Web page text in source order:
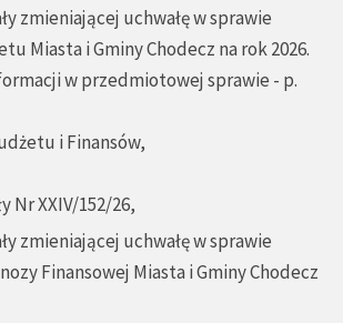
zmieniającej uchwałę w sprawie
Miasta i Gminy Chodecz na rok 2026.
w przedmiotowej sprawie - p.
i Finansów,
Nr XXIV/152/26,
zmieniającej uchwałę w sprawie
Finansowej Miasta i Gminy Chodecz